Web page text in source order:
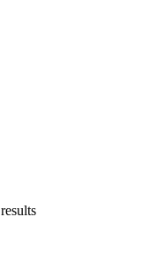
results